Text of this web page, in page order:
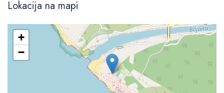
Lokacija na mapi
+
−